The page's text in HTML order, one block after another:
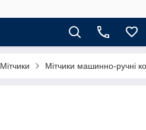
Мітчики Мітчики машинно-ручні